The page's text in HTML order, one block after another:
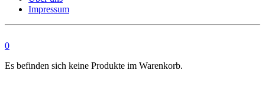
Impressum
0
Es befinden sich keine Produkte im Warenkorb.